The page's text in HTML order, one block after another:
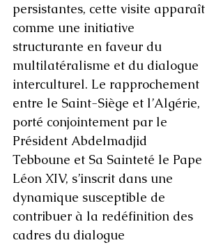
persistantes, cette visite apparaît
comme une initiative
structurante en faveur du
multilatéralisme et du dialogue
interculturel. Le rapprochement
entre le Saint-Siège et l’Algérie,
porté conjointement par le
Président Abdelmadjid
Tebboune et Sa Sainteté le Pape
Léon XIV, s’inscrit dans une
dynamique susceptible de
contribuer à la redéfinition des
cadres du dialogue